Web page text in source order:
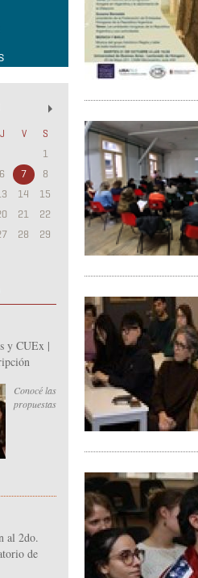
J V S
1
6 7
8
14
15
21
22
28
29
y CUEx |
Conocé las
propuestas
al 2do.
de